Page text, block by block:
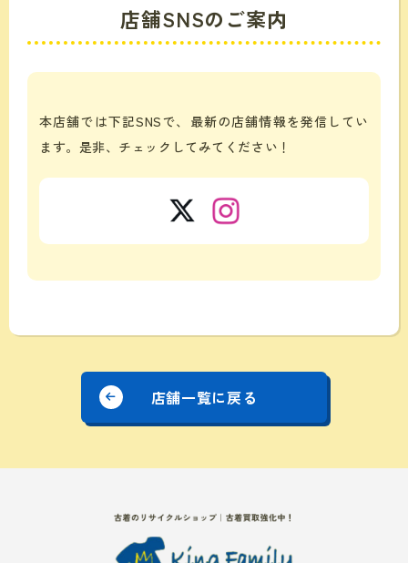
店舗SNSのご案内
本店舗では下記SNSで、最新の店舗情報を発信してい
ます。是非、チェックしてみてください！
店舗一覧に戻る